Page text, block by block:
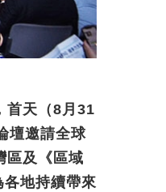
首天（8月31
壇邀請全球
區及《區域
地持續帶來